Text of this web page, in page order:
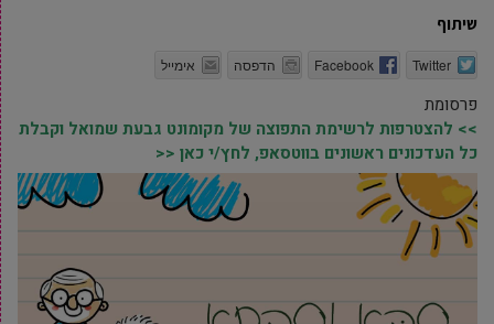
שיתוף
Twitter
Facebook הדפסה אימייל
פרסומת
>> להצטרפות לרשימת התפוצה של מקומונט גבעת שמואל וקבלת
כל העדכונים ראשונים בווטסאפ, לחץ/י כאן <<